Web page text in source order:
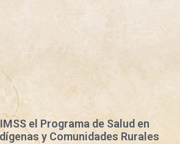
el Programa de Salud en
y Comunidades Rurales